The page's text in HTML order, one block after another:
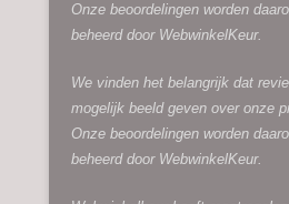
Onze beoordelingen worden
beheerd door WebwinkelKeur.
We vinden het belangrijk dat
mogelijk beeld geven over onze
Onze beoordelingen worden
beheerd door WebwinkelKeur.